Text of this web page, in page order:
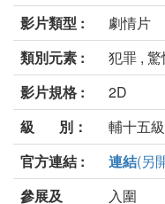
影片類型 :
劇情片
類別元素 :
犯罪 ,
影片規格 :
2D
級 別：
輔十五級
官方連結 :
連結(另
參展及
入圍